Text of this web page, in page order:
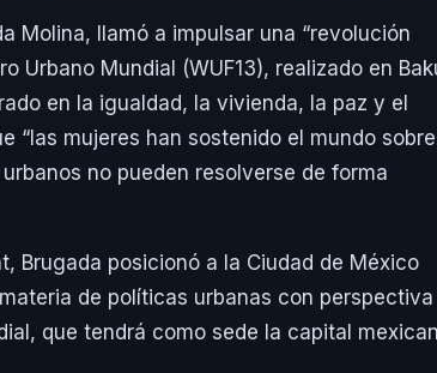
Molina, llamó a impulsar una “revolución
Urbano Mundial (WUF13), realizado en
en la igualdad, la vivienda, la paz y el
“las mujeres han sostenido el mundo sobre
no pueden resolverse de forma
, Brugada posicionó a la Ciudad de México
de políticas urbanas con perspectiva
que tendrá como sede la capital